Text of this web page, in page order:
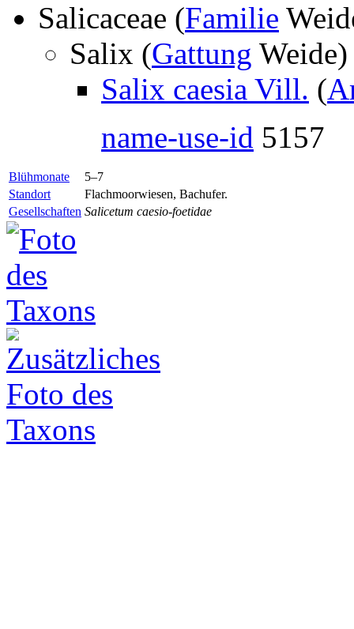
Salicaceae (Familie
Salix (Gattung
Salix caesia Vill. (
name-use-id 5157
Blühmonate
5–7
Standort
Flachmoorwiesen, Bachufer.
Gesellschaften Salicetum caesio-foetidae